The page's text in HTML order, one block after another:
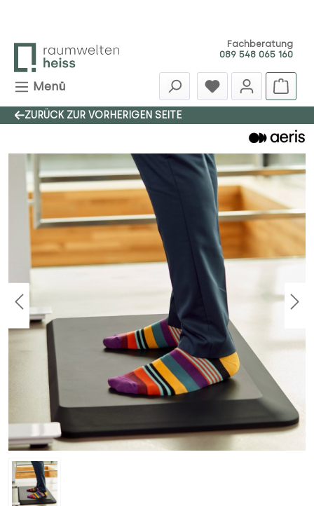
Fachberatung
089 548 065 160
Menü
ZURÜCK ZUR VORHERIGEN SEITE
Bildergalerie überspringen